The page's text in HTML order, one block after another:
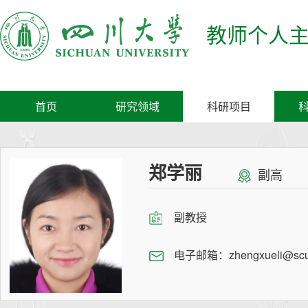
教师个人
首页 研究领域 科研项目
郑学丽 副高
副教授
电子邮箱：